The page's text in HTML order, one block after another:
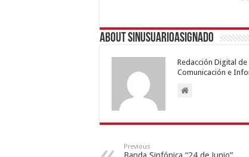
About sinusuarioasignado
Redacción Digital
Comunicación e
Previous
Banda Sinfónica “24 de Junio”